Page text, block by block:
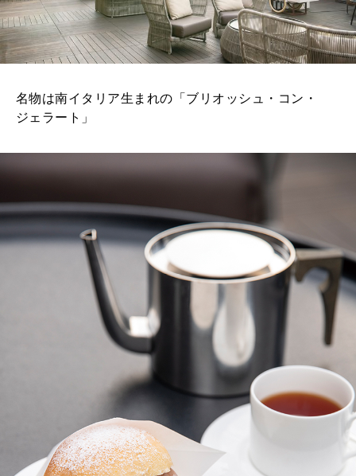
名物は南イタリア生まれの「ブリオッシュ・コン・
ジェラート」